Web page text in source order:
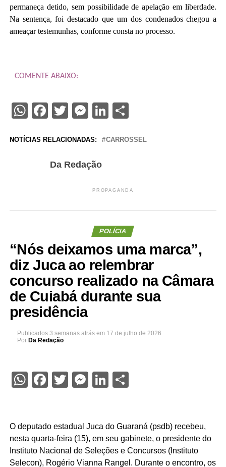
permaneça detido, sem possibilidade de apelação em liberdade.
Na sentença, foi destacado que um dos condenados chegou a
ameaçar testemunhas, conforme consta no processo.
COMENTE ABAIXO:
WhatsApp
Facebook
Twitter
Messenger
LinkedIn
Share
NOTÍCIAS RELACIONADAS: CARROSSEL
Da Redação
PROPAGANDA
POLÍCIA
“Nós deixamos uma marca”,
diz Juca ao relembrar
concurso realizado na Câmara
de Cuiabá durante sua
presidência
Publicados 3 semanas atrás em 17 de julho de 2026
Por Da Redação
WhatsApp
Facebook
Twitter
Messenger
LinkedIn
Share
O deputado estadual Juca do Guaraná (psdb) recebeu,
nesta quarta-feira (15), em seu gabinete, o presidente do
Instituto Nacional de Seleções e Concursos (Instituto
Selecon), Rogério Vianna Rangel. Durante o encontro, os